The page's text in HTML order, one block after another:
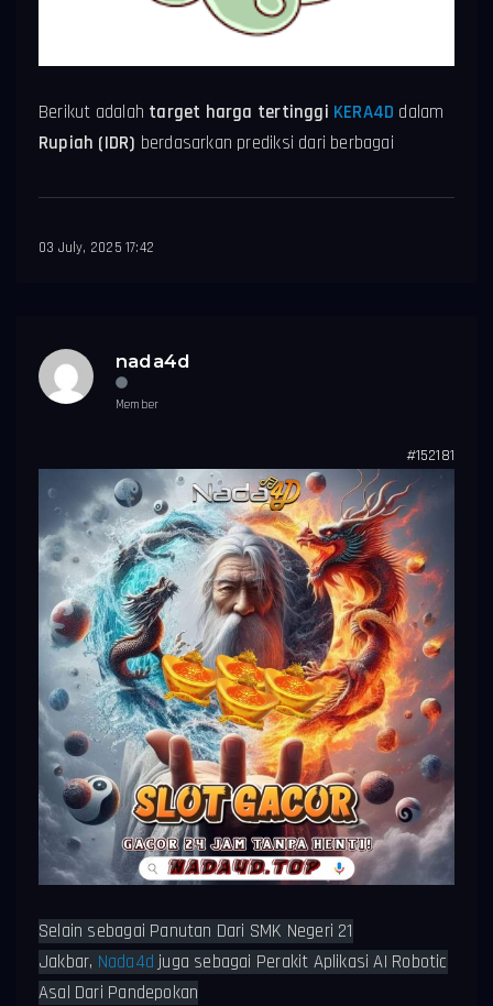
Berikut adalah target harga tertinggi KERA4D dalam
Rupiah (IDR) berdasarkan prediksi dari berbagai
03 July, 2025 17:42
nada4d
Member
#152181
Selain sebagai Panutan Dari SMK Negeri 21
Jakbar, Nada4d juga sebagai Perakit Aplikasi AI Robotic
Asal Dari Pandepokan